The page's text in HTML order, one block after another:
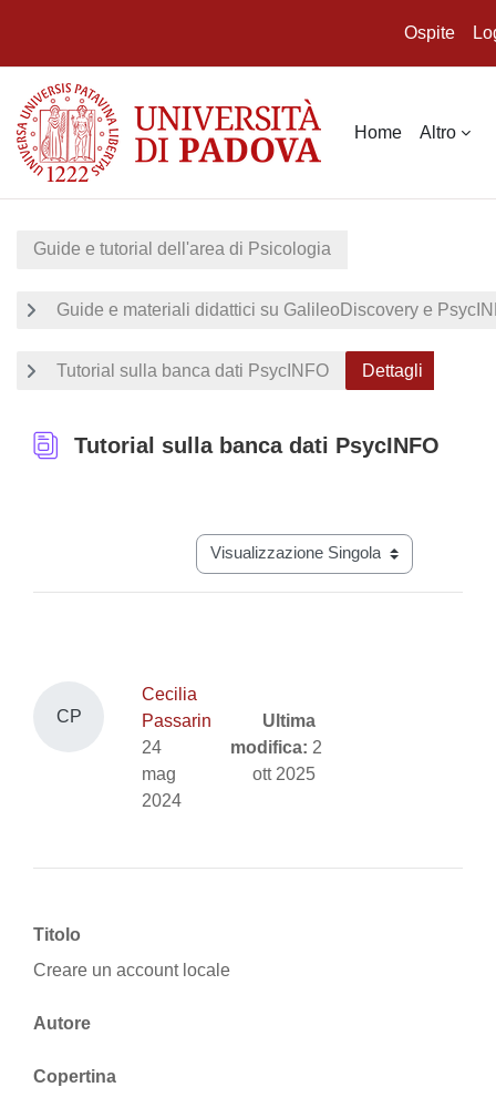
Ospite
Home Altro
Guide e tutorial dell'area di Psicologia
Guide e materiali didattici su GalileoDiscovery e
Tutorial sulla banca dati PsycINFO Dettagli
Tutorial sulla banca dati PsycINFO
Navigazione terziaria modalità
CP
Cecilia
Passarin
24
mag
2024
Ultima
modifica: 2
ott 2025
Titolo
Creare un account locale
Autore
Copertina